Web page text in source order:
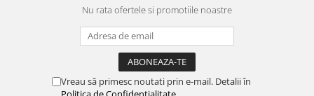
Nu rata ofertele si promotiile noastre
Vreau să primesc noutati prin e-mail. Detalii în